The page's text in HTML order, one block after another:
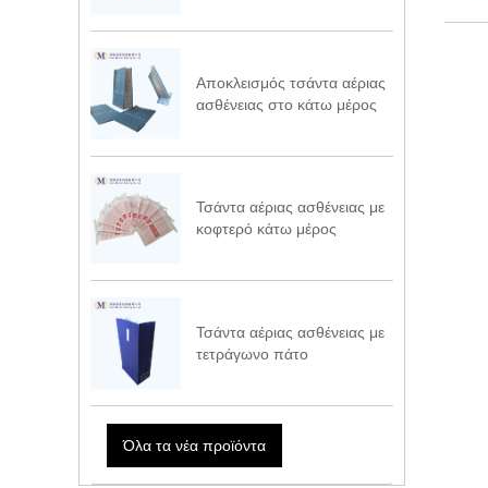
Αποκλεισμός τσάντα αέριας
ασθένειας στο κάτω μέρος
Τσάντα αέριας ασθένειας με
κοφτερό κάτω μέρος
Τσάντα αέριας ασθένειας με
τετράγωνο πάτο
Όλα τα νέα προϊόντα